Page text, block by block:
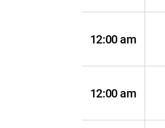
12:00 am
12:00 am